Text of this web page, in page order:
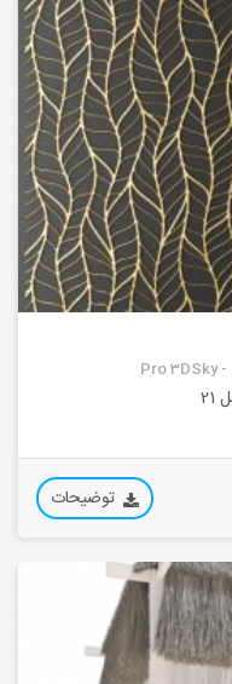
Pro 3DSky
توضیحات